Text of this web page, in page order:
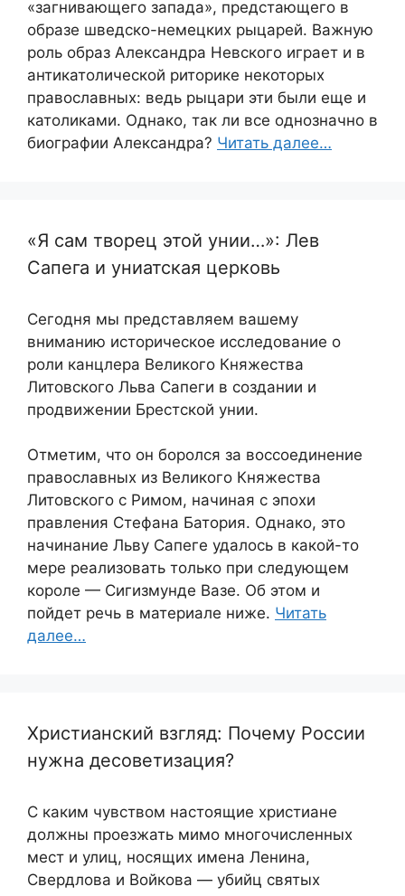
«загнивающего запада», предстающего в
образе шведско-немецких рыцарей. Важную
роль образ Александра Невского играет и в
антикатолической риторике некоторых
православных: ведь рыцари эти были еще и
католиками. Однако, так ли все однозначно в
биографии Александра? Читать далее…
«Я сам творец этой унии…»: Лев
Сапега и униатская церковь
Сегодня мы представляем вашему
вниманию историческое исследование о
роли канцлера Великого Княжества
Литовского Льва Сапеги в создании и
продвижении Брестской унии.
Отметим, что он боролся за воссоединение
православных из Великого Княжества
Литовского с Римом, начиная с эпохи
правления Стефана Батория. Однако, это
начинание Льву Сапеге удалось в какой-то
мере реализовать только при следующем
короле — Сигизмунде Вазе. Об этом и
пойдет речь в материале ниже. Читать
далее…
Христианский взгляд: Почему России
нужна десоветизация?
С каким чувством настоящие христиане
должны проезжать мимо многочисленных
мест и улиц, носящих имена Ленина,
Свердлова и Войкова — убийц святых